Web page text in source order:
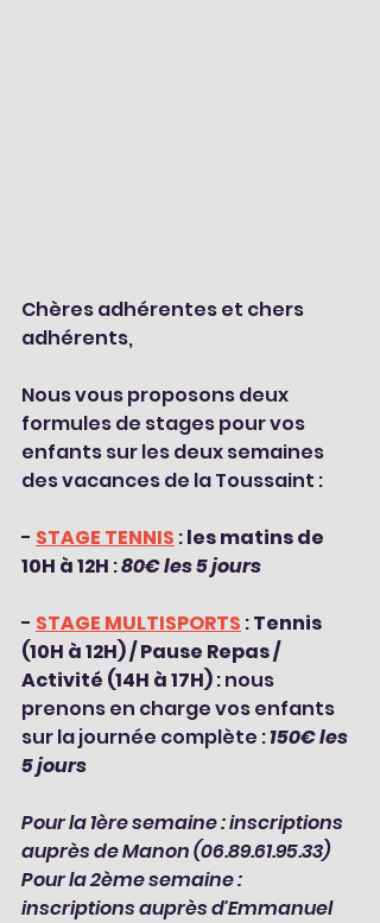
Chères adhérentes et chers
adhérents,
Nous vous proposons deux
formules de stages pour vos
enfants sur les deux semaines
des vacances de la Toussaint :
- STAGE TENNIS : les matins de
10H à 12H : 80€ les 5 jours
- STAGE MULTISPORTS : Tennis
(10H à 12H) / Pause Repas /
Activité (14H à 17H) : nous
prenons en charge vos enfants
sur la journée complète : 150€ les
5 jours
Pour la 1ère semaine : inscriptions
auprès de Manon (06.89.61.95.33)
Pour la 2ème semaine :
inscriptions auprès d'Emmanuel